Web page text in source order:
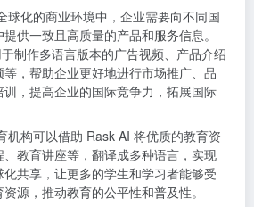
球化的商业环境中，企业需要向不同国
供一致且高质量的产品和服务信息。
制作多语言版本的广告视频、产品介绍
，帮助企业更好地进行市场推广、品
训，提高企业的国际竞争力，拓展国际
机构可以借助 Rask AI 将优质的教育资
教育讲座等，翻译成多种语言，实现
共享，让更多的学生和学习者能够受
源，推动教育的公平性和普及性。